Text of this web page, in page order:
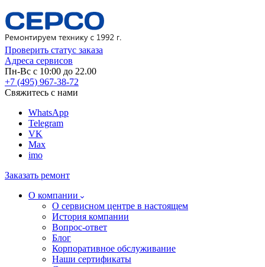
Проверить статус заказа
Адреса сервисов
Пн-Вс с 10:00 до 22.00
+7 (495) 967-38-72
Свяжитесь с нами
WhatsApp
Telegram
VK
Max
imo
Заказать ремонт
О компании
О сервисном центре в настоящем
История компании
Вопрос-ответ
Блог
Корпоративное обслуживание
Наши сертификаты